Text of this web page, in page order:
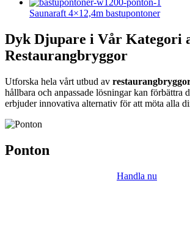
Saunaraft 4×12,4m bastupontoner
Dyk Djupare i Vår Kategori
Restaurangbryggor
Utforska hela vårt utbud av
hållbara och anpassade lösningar kan förbättra
erbjuder innovativa alternativ för att möta alla
Ponton
Handla nu